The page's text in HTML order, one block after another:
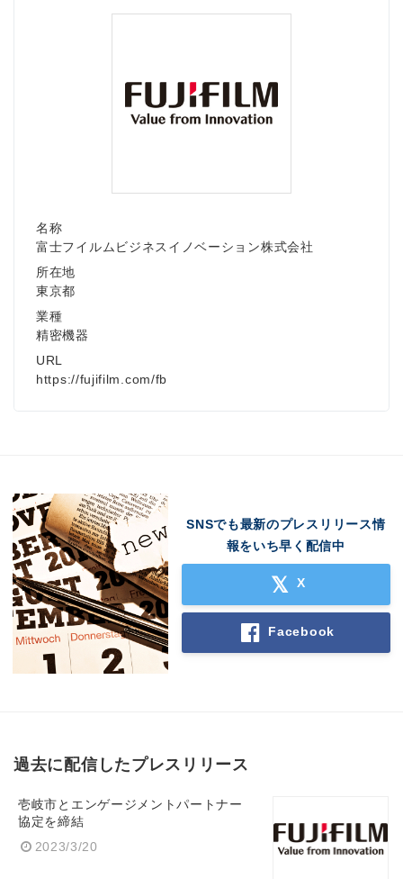
名称
富士フイルムビジネスイノベーション株式会社
所在地
東京都
業種
精密機器
URL
https://fujifilm.com/fb
SNSでも最新のプレスリリース情
報をいち早く配信中
X
Facebook
過去に配信したプレスリリース
壱岐市とエンゲージメントパートナー
協定を締結
2023/3/20